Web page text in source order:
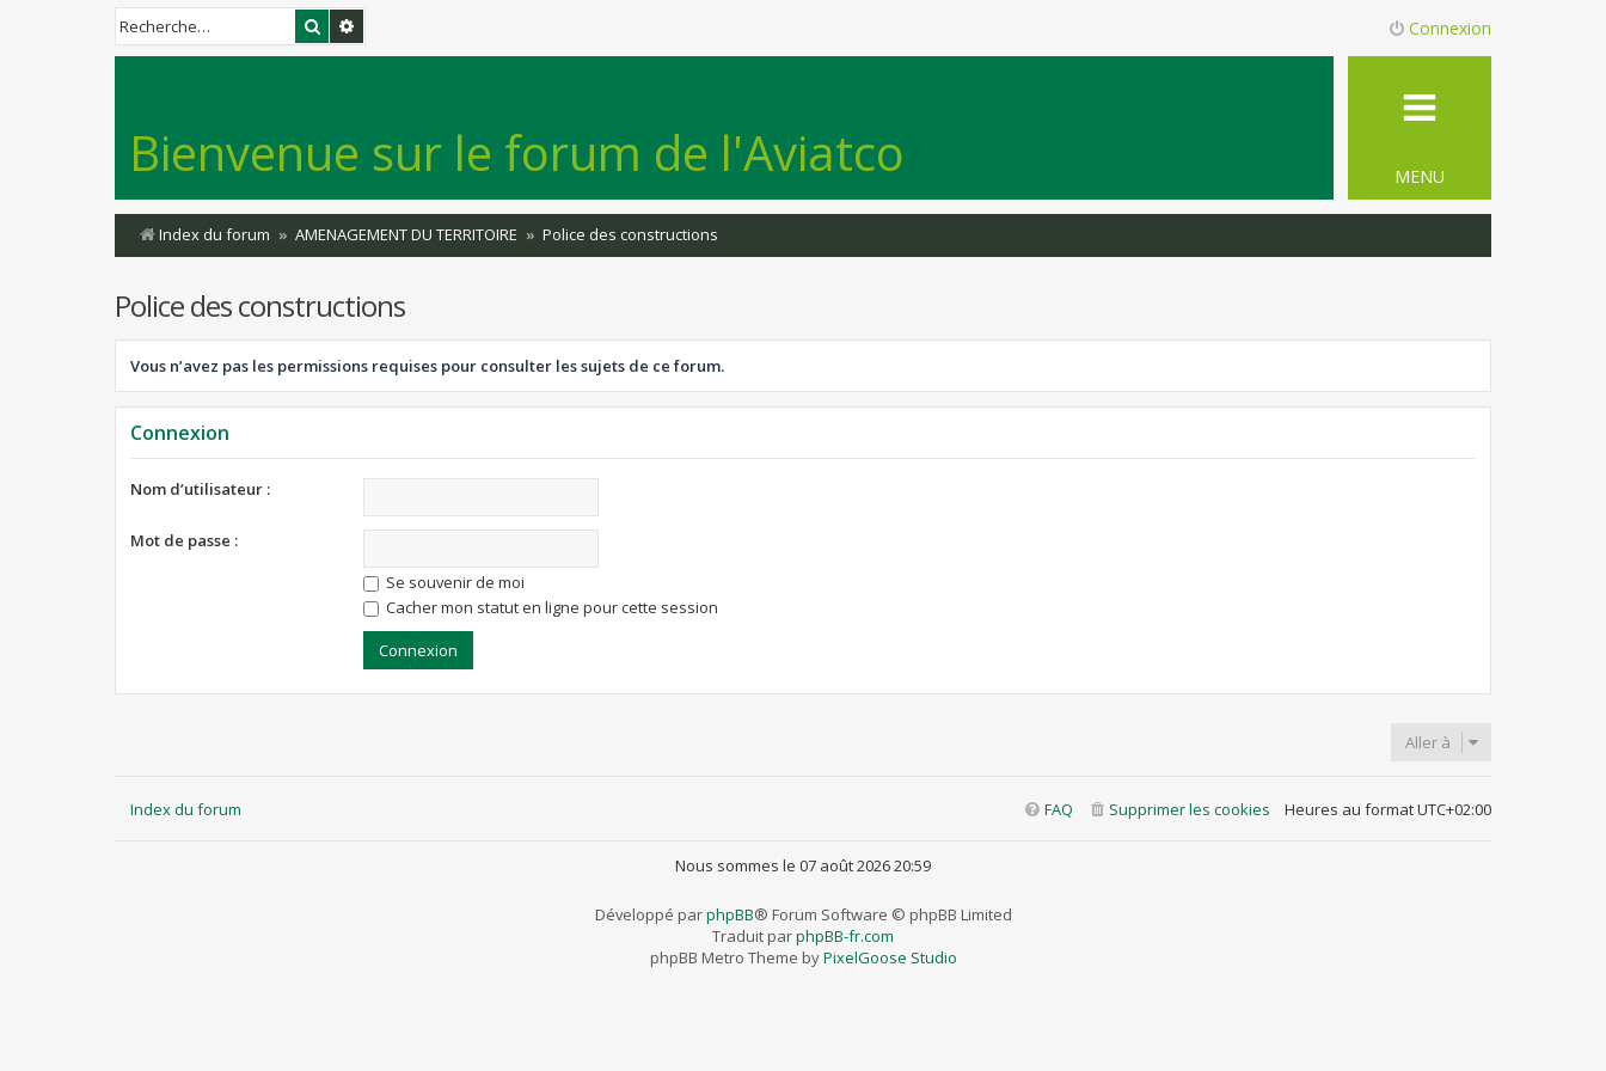
Rechercher Connexion
Bienvenue sur le forum de l'Aviatco MENU
Index du forum AMENAGEMENT DU TERRITOIRE Police des constructions
Police des constructions
Vous n’avez pas les permissions requises pour consulter les sujets de ce forum.
Connexion
Nom d’utilisateur :
Mot de passe :
Se souvenir de moi
Cacher mon statut en ligne pour cette session
Aller à
Index du forum Heures au formatUTC+02:00
Supprimer les cookies
FAQ
Nous sommes le 07 août 2026 20:59
Développé parphpBB® Forum Software © phpBB Limited
Traduit parphpBB-fr.com
phpBB Metro Theme byPixelGoose Studio